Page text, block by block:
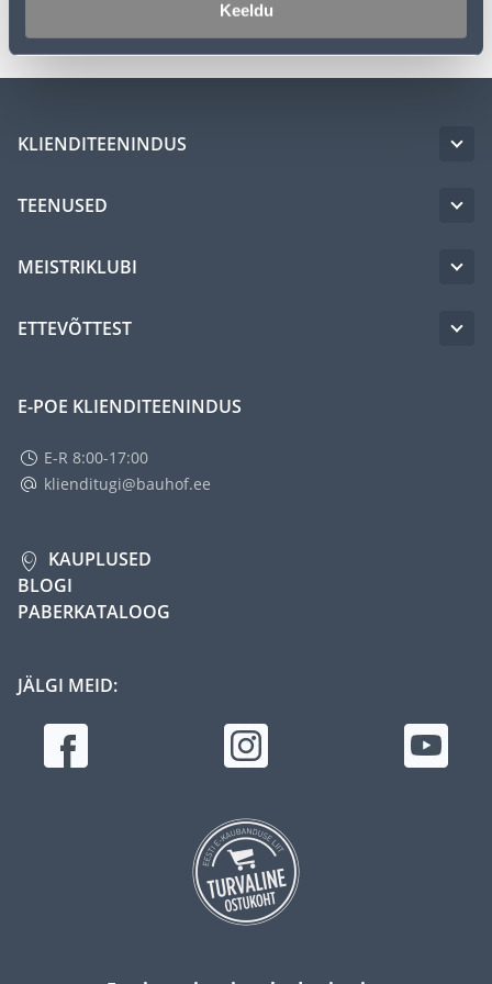
Keeldu
KLIENDITEENINDUS
TEENUSED
MEISTRIKLUBI
ETTEVÕTTEST
E-POE KLIENDITEENINDUS
E-R 8:00-17:00
klienditugi@bauhof.ee
KAUPLUSED
BLOGI
PABERKATALOOG
JÄLGI MEID: